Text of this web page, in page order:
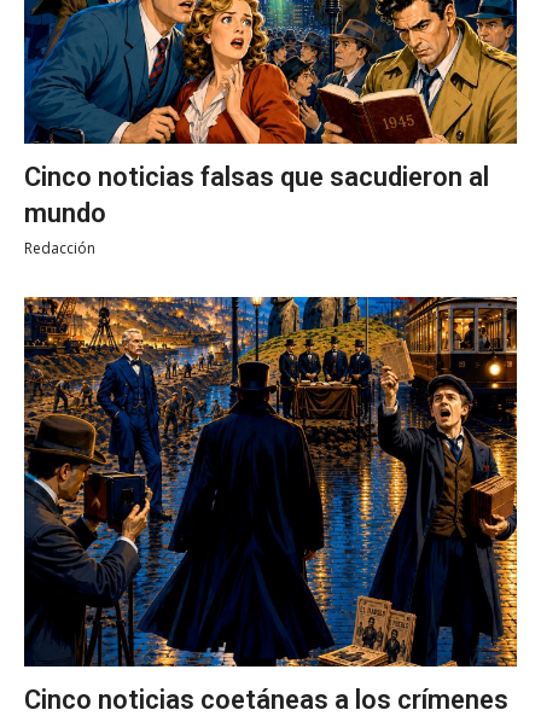
Cinco noticias falsas que sacudieron al
mundo
Redacción
Cinco noticias coetáneas a los crímenes